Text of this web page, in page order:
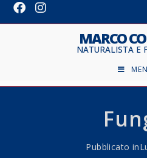
MARCO
NATURALISTA E
Pubblicato in